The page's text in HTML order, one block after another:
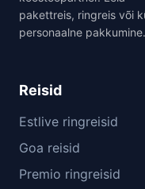
pakettreis, ringreis või
personaalne pakkumine.
Reisid
Estlive ringreisid
Goa reisid
Premio ringreisid